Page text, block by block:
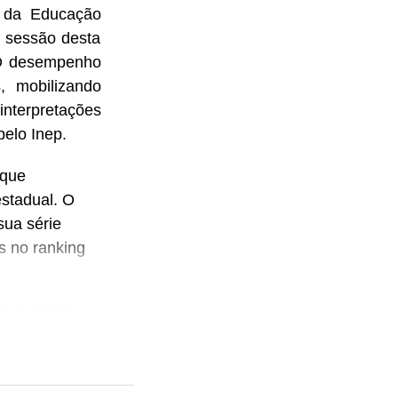
Educação
desta
desempenho
mobilizando
Inep.
O
série
no ranking
resultados
que os